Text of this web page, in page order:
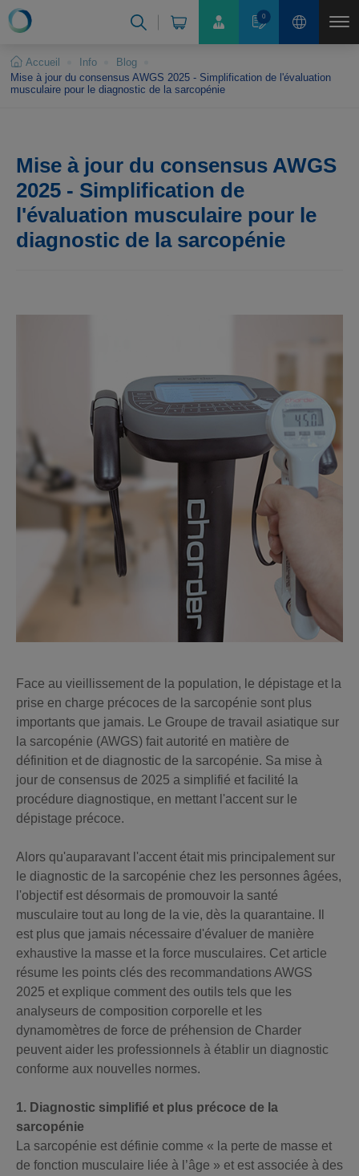
0
Accueil Info
Blog
Mise à jour du consensus AWGS 2025 - Simplification de l'évaluation
musculaire pour le diagnostic de la sarcopénie
Mise à jour du consensus AWGS
2025 - Simplification de
l'évaluation musculaire pour le
diagnostic de la sarcopénie
Face au vieillissement de la population, le dépistage et la
prise en charge précoces de la sarcopénie sont plus
importants que jamais. Le Groupe de travail asiatique sur
la sarcopénie (AWGS) fait autorité en matière de
définition et de diagnostic de la sarcopénie. Sa mise à
jour de consensus de 2025 a simplifié et facilité la
procédure diagnostique, en mettant l'accent sur le
dépistage précoce.
Alors qu'auparavant l'accent était mis principalement sur
le diagnostic de la sarcopénie chez les personnes âgées,
l'objectif est désormais de promouvoir la santé
musculaire tout au long de la vie, dès la quarantaine. Il
est plus que jamais nécessaire d'évaluer de manière
exhaustive la masse et la force musculaires. Cet article
résume les points clés des recommandations AWGS
2025 et explique comment des outils tels que les
analyseurs de composition corporelle et les
dynamomètres de force de préhension de Charder
peuvent aider les professionnels à établir un diagnostic
conforme aux nouvelles normes.
1. Diagnostic simplifié et plus précoce de la
sarcopénie
La sarcopénie est définie comme « la perte de masse et
de fonction musculaire liée à l’âge » et est associée à des
Panneau de gestion des cookies